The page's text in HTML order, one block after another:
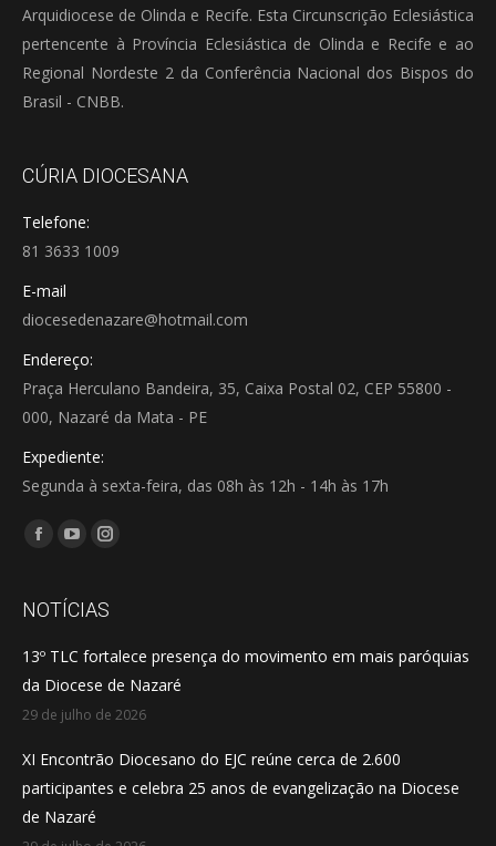
Arquidiocese de Olinda e Recife. Esta Circunscrição Eclesiástica
pertencente à Província Eclesiástica de Olinda e Recife e ao
Regional Nordeste 2 da Conferência Nacional dos Bispos do
Brasil - CNBB.
CÚRIA DIOCESANA
Telefone:
81 3633 1009
E-mail
diocesedenazare@hotmail.com
Endereço:
Praça Herculano Bandeira, 35, Caixa Postal 02, CEP 55800 -
000, Nazaré da Mata - PE
Expediente:
Segunda à sexta-feira, das 08h às 12h - 14h às 17h
Encontre-nos em:
Facebook
opens
new
window
YouTube
opens
new
window
Instagram
opens
new
window
NOTÍCIAS
13º TLC fortalece presença do movimento em mais paróquias
da Diocese de Nazaré
29 de julho de 2026
XI Encontrão Diocesano do EJC reúne cerca de 2.600
participantes e celebra 25 anos de evangelização na Diocese
de Nazaré